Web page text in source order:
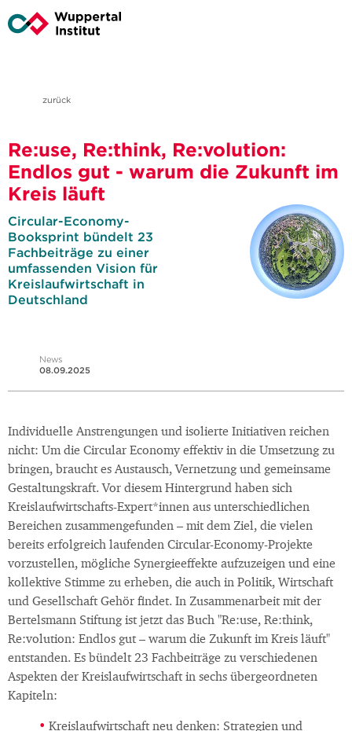
zurück
Re:use, Re:think, Re:volution:
Endlos gut - warum die Zukunft im
Kreis läuft
Circular-Economy-
Booksprint bündelt 23
Fachbeiträge zu einer
umfassenden Vision für
Kreislaufwirtschaft in
Deutschland
News
08.09.2025
Individuelle Anstrengungen und isolierte Initiativen reichen
nicht: Um die Circular Economy effektiv in die Umsetzung zu
bringen, braucht es Austausch, Vernetzung und gemeinsame
Gestaltungskraft. Vor diesem Hintergrund haben sich
Kreislaufwirtschafts-Expert*innen aus unterschiedlichen
Bereichen zusammengefunden – mit dem Ziel, die vielen
bereits erfolgreich laufenden Circular-Economy-Projekte
vorzustellen, mögliche Synergieeffekte aufzuzeigen und eine
kollektive Stimme zu erheben, die auch in Politik, Wirtschaft
und Gesellschaft Gehör findet. In Zusammenarbeit mit der
Bertelsmann Stiftung ist jetzt das Buch "Re:use, Re:think,
Re:volution: Endlos gut – warum die Zukunft im Kreis läuft"
entstanden. Es bündelt 23 Fachbeiträge zu verschiedenen
Aspekten der Kreislaufwirtschaft in sechs übergeordneten
Kapiteln:
Kreislaufwirtschaft neu denken: Strategien und